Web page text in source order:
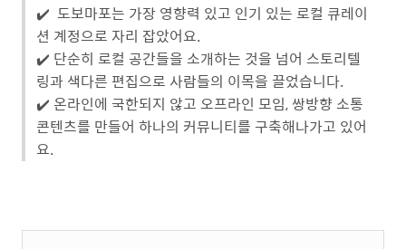
✔️ 도보마포는 가장 영향력 있고 인기 있는 로컬 큐레이
션 계정으로 자리 잡았어요.
✔️ 단순히 로컬 공간들을 소개하는 것을 넘어 스토리텔
링과 색다른 편집으로 사람들의 이목을 끌었습니다.
✔️ 온라인에 국한되지 않고 오프라인 모임, 쌍방향 소통
콘텐츠를 만들어 하나의 커뮤니티를 구축해나가고 있어
요.